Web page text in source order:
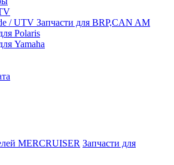
/ UTV Запчасти для BRP,CAN AM
Polaris
Yamaha
MERCRUISER Запчасти для